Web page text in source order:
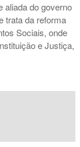
aliada do governo
trata da reforma
Sociais, onde
e Justiça,